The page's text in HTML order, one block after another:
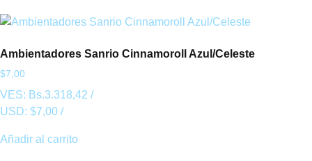
Ambientadores Sanrio Cinnamoroll Azul/Celeste
$7,00
VES: Bs.3.318,42 /
USD: $7,00 /
Añadir al carrito